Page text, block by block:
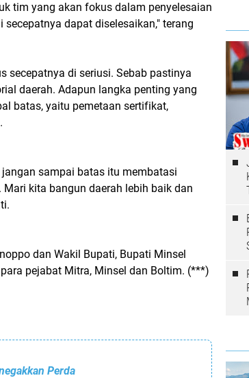
tim yang akan fokus dalam penyelesaian
dapat diselesaikan," terang
secepatnya di seriusi. Sebab pastinya
daerah. Adapun langka penting yang
batas, yaitu pemetaan sertifikat,
sampai batas itu membatasi
kita bangun daerah lebih baik dan
dan Wakil Bupati, Bupati Minsel
pejabat Mitra, Minsel dan Boltim. (***)
Perda